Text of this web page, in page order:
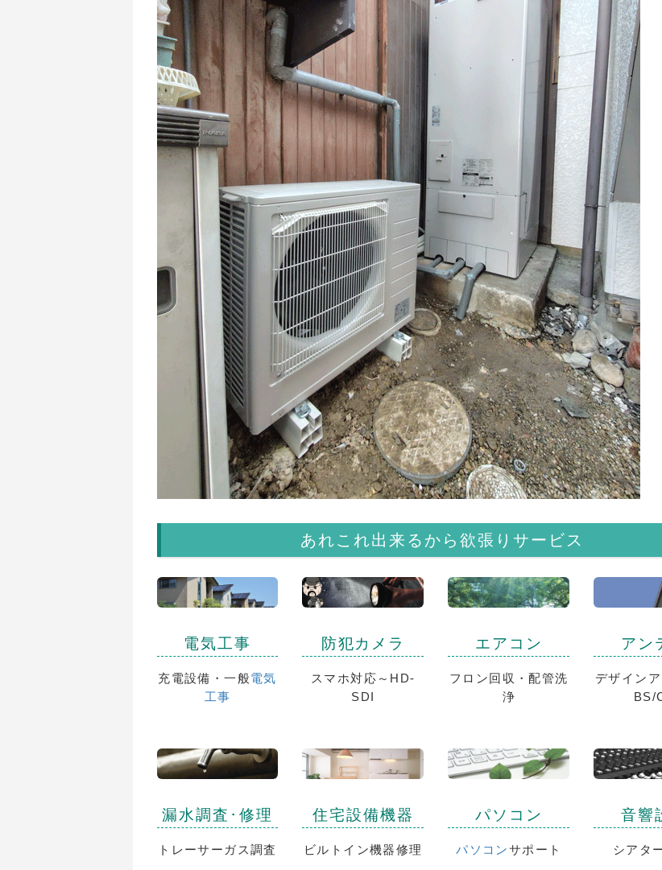
あれこれ出来るから欲張りサービス
電気工事
充電設備・一般電気
工事
防犯カメラ
スマホ対応～HD-
SDI
エアコン
フロン回収・配管洗
浄
アン
デザインア
BS/
漏水調査･修理
トレーサーガス調査
住宅設備機器
ビルトイン機器修理
パソコン
パソコンサポート
音響
シアタ